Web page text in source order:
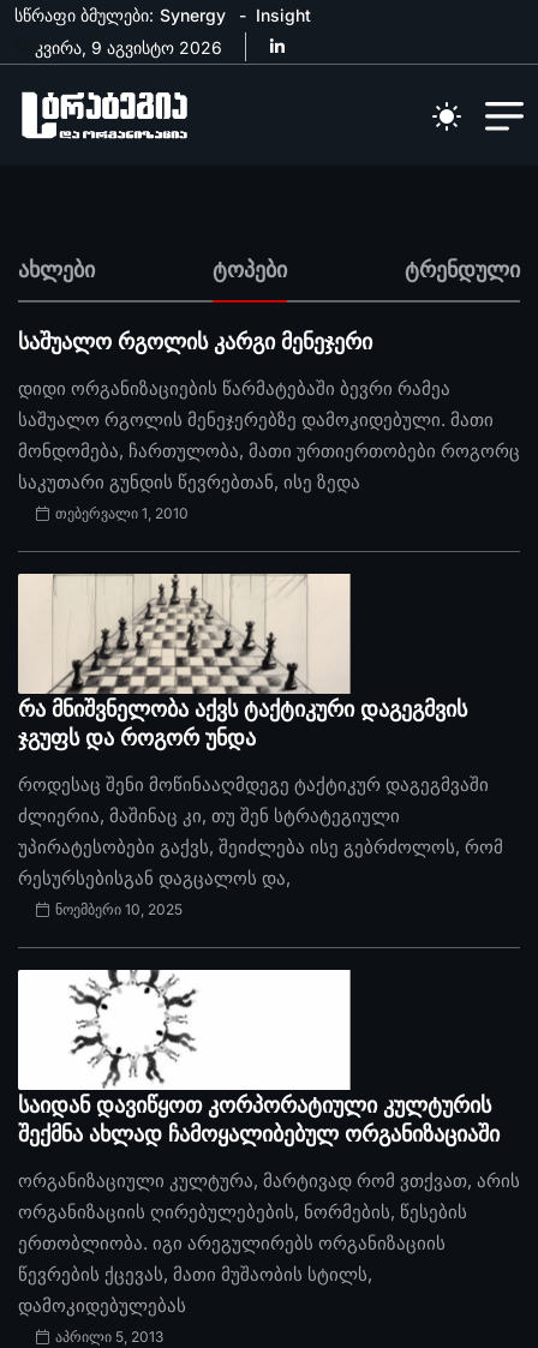
სწრაფი ბმულები: Synergy
Insight
კვირა, 9 აგვისტო 2026
ახლები ტოპები ტრენდული
საშუალო რგოლის კარგი მენეჯერი
დიდი ორგანიზაციების წარმატებაში ბევრი რამეა
საშუალო რგოლის მენეჯერებზე დამოკიდებული. მათი
მონდომება, ჩართულობა, მათი ურთიერთობები როგორც
საკუთარი გუნდის წევრებთან, ისე ზედა
თებერვალი 1, 2010
რა მნიშვნელობა აქვს ტაქტიკური დაგეგმვის
ჯგუფს და როგორ უნდა
როდესაც შენი მოწინააღმდეგე ტაქტიკურ დაგეგმვაში
ძლიერია, მაშინაც კი, თუ შენ სტრატეგიული
უპირატესობები გაქვს, შეიძლება ისე გებრძოლოს, რომ
რესურსებისგან დაგცალოს და,
ნოემბერი 10, 2025
საიდან დავიწყოთ კორპორატიული კულტურის
შექმნა ახლად ჩამოყალიბებულ ორგანიზაციაში
ორგანიზაციული კულტურა, მარტივად რომ ვთქვათ, არის
ორგანიზაციის ღირებულებების, ნორმების, წესების
ერთობლიობა. იგი არეგულირებს ორგანიზაციის
წევრების ქცევას, მათი მუშაობის სტილს,
დამოკიდებულებას
აპრილი 5, 2013